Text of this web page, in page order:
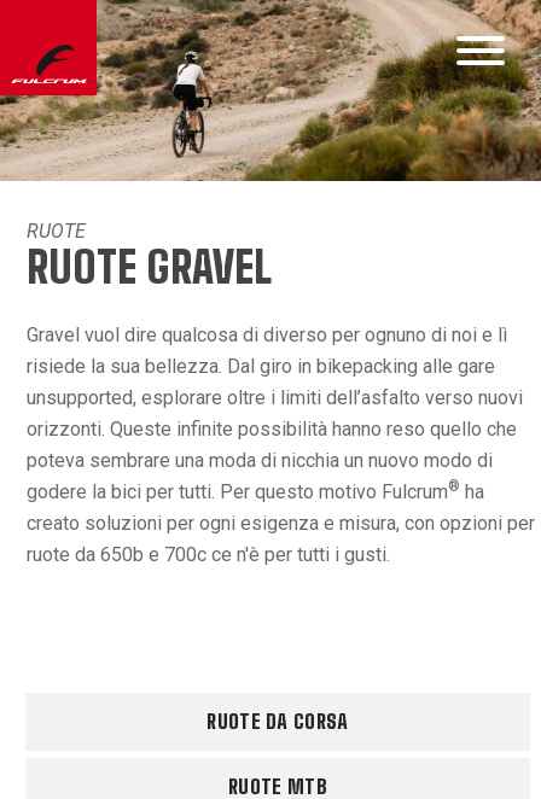
RUOTE
RUOTE GRAVEL
Gravel vuol dire qualcosa di diverso per ognuno di noi e lì
risiede la sua bellezza. Dal giro in bikepacking alle gare
unsupported, esplorare oltre i limiti dell’asfalto verso nuovi
orizzonti. Queste infinite possibilità hanno reso quello che
poteva sembrare una moda di nicchia un nuovo modo di
godere la bici per tutti. Per questo motivo Fulcrum® ha
creato soluzioni per ogni esigenza e misura, con opzioni per
ruote da 650b e 700c ce n'è per tutti i gusti.
RUOTE DA CORSA
RUOTE MTB